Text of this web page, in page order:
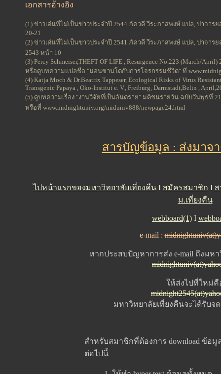
เอกสารอ้างอิง
(1) ข่าวเด่นที่ไม่เป็นข่าวประจำปี 2544 ภัควดี วีระภาสพงษ์ แปล, ปาจา
20-21
(2) ข่าวเด่นที่ไม่เป็นข่าวประจำปี 2541 ภัควดี วีระภาสพงษ์ แปล, ปาจา
2543 หน้า 10
(3) Percy Schmeiser,THEFT OF LIFE , Resurgence No.223 (March/April)
หรือดูบทความแปลชื่อ "มอนซานโตกับการโจรกรรมชีวิต" ที่
(4) Katja Moch & Dr.Beatrix Tappeser, Ecological Risks of Virus
Transgenic Papaya , Oko-Institut e. V., Freiburg, Darmstadt,Belin ,
(5) ดูบทความเรื่อง "งานวิจัยที่เป็นอันตราย" มติชนรายวัน ฉบับวันพุธที่
หรือที่ www.midnightuniv.org/miduniv888/newpage24.html
สารบัญข้อมูล : ส่งมาจ
ไปหน้าแรกของมหาวิทยาลัยเที่ยงคืน I สมัครสมาชิก I
ม.เที่ยงคืน
webboard(1) I
e-mail :
หากประสบปัญหาการส่ง e-mail ถึงมห
ให้ส่งไปที่ใหม่คื
มหาวิทยาลัยเที่ยงคืนจะได้รับจ
สำหรับสมาชิกที่ต้องการ download ข้อมู
ต่อไปนี้